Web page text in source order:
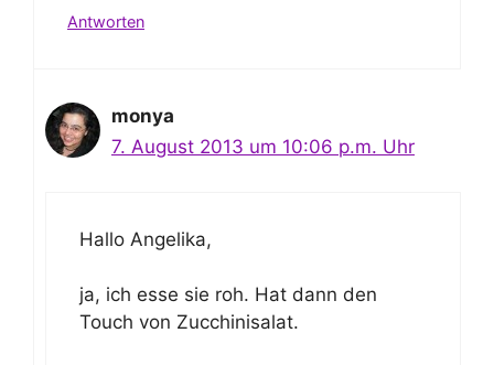
Antworten
monya
7. August 2013 um 10:06 p.m. Uhr
Hallo Angelika,
ja, ich esse sie roh. Hat dann den
Touch von Zucchinisalat.